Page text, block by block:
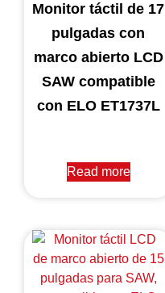
Monitor táctil de 17
pulgadas con
marco abierto LCD
SAW compatible
con ELO ET1737L
Read more